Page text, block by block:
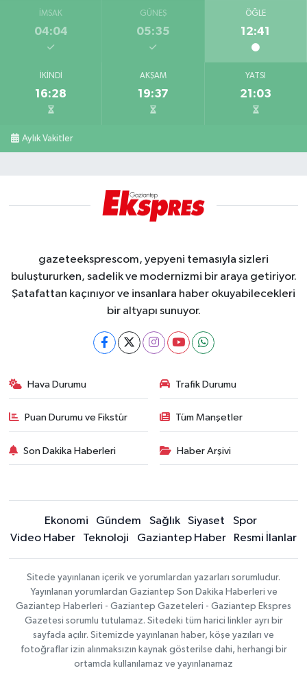
İMSAK
04:04
GÜNEŞ
05:35
ÖĞLE
12:41
İKINDI
16:28
AKŞAM
19:37
YATSI
21:03
Aylık Vakitler
gazeteeksprescom, yepyeni temasıyla sizleri
buluştururken, sadelik ve modernizmi bir araya getiriyor.
Şatafattan kaçınıyor ve insanlara haber okuyabilecekleri
bir altyapı sunuyor.
Hava Durumu Trafik Durumu
Puan Durumu ve Fikstür Tüm Manşetler
Son Dakika Haberleri Haber Arşivi
Ekonomi Gündem Sağlık Siyaset
Spor
Video Haber
Teknoloji Gaziantep Haber Resmi İlanlar
Sitede yayınlanan içerik ve yorumlardan yazarları sorumludur.
Yayınlanan yorumlardan Gaziantep Son Dakika Haberleri ve
Gaziantep Haberleri - Gaziantep Gazeteleri - Gaziantep Ekspres
Gazetesi sorumlu tutulamaz. Sitedeki tüm harici linkler ayrı bir
sayfada açılır. Sitemizde yayınlanan haber, köşe yazıları ve
fotoğraflar izin alınmaksızın kaynak gösterilse dahi, herhangi bir
ortamda kullanılamaz ve yayınlanamaz